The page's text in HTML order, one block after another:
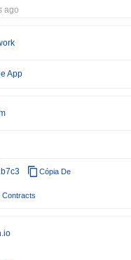
mais amplo?
ago
App
Cópia De
Contracts